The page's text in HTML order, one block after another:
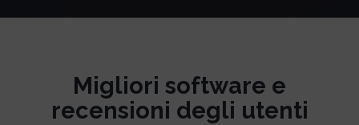
Migliori software e
recensioni degli utenti